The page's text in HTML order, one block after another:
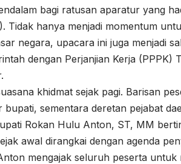
bagi ratusan aparatur yang
Tidak hanya menjadi momentum
negara, upacara ini juga menjadi
dengan Perjanjian Kerja (PPPK)
khidmat sejak pagi. Barisan
sementara deretan pejabat
Rokan Hulu Anton, ST, MM
awal dirangkai dengan agenda
mengajak seluruh peserta untuk